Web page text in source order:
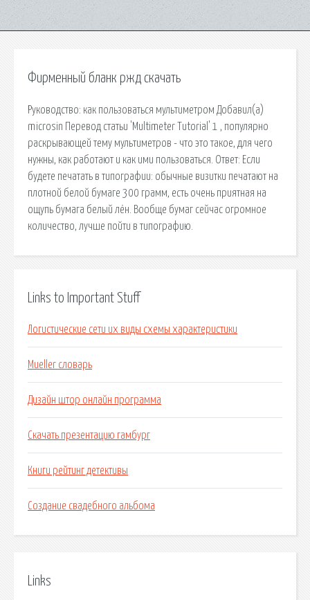
Фирменный бланк ржд скачать
Руководство: как пользоваться мультиметром Добавил(а)
microsin Перевод статьи 'Multimeter Tutorial' 1 , популярно
раскрывающей тему мультиметров - что это такое, для чего
нужны, как работают и как ими пользоваться. Ответ: Если
будете печатать в типографии: обычные визитки печатают на
плотной белой бумаге 300 грамм, есть очень приятная на
ощупь бумага белый лён. Вообще бумаг сейчас огромное
количество, лучше пойти в типографию.
Links to Important Stuff
Логистические сети их виды схемы характеристики
Mueller словарь
Дизайн штор онлайн программа
Скачать презентацию гамбург
Книги рейтинг детективы
Создание свадебного альбома
Links